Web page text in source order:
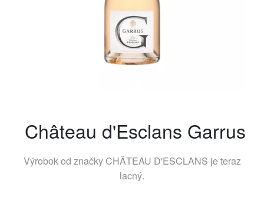
Château d'Esclans Garrus
Výrobok od značky CHÂTEAU D'ESCLANS je teraz
lacný.